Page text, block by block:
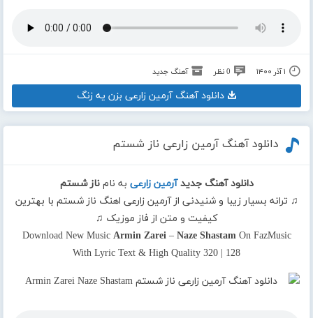
۱ آذر ۱۴۰۰ 0 نظر آهنگ جدید
دانلود آهنگ آرمین زارعی بزن یه زنگ
دانلود آهنگ آرمین زارعی ناز شستم
دانلود آهنگ جدید آرمین زارعی به نامناز شستم
♫ ترانه بسیار زیبا و شنیدنی از آرمین زارعی اهنگ ناز شستم با بهترین
کیفیت و متن از فاز موزیک ♫
Download New Music Armin Zarei– Naze ShastamOn FazMusic
With Lyric Text & High Quality 320 | 128